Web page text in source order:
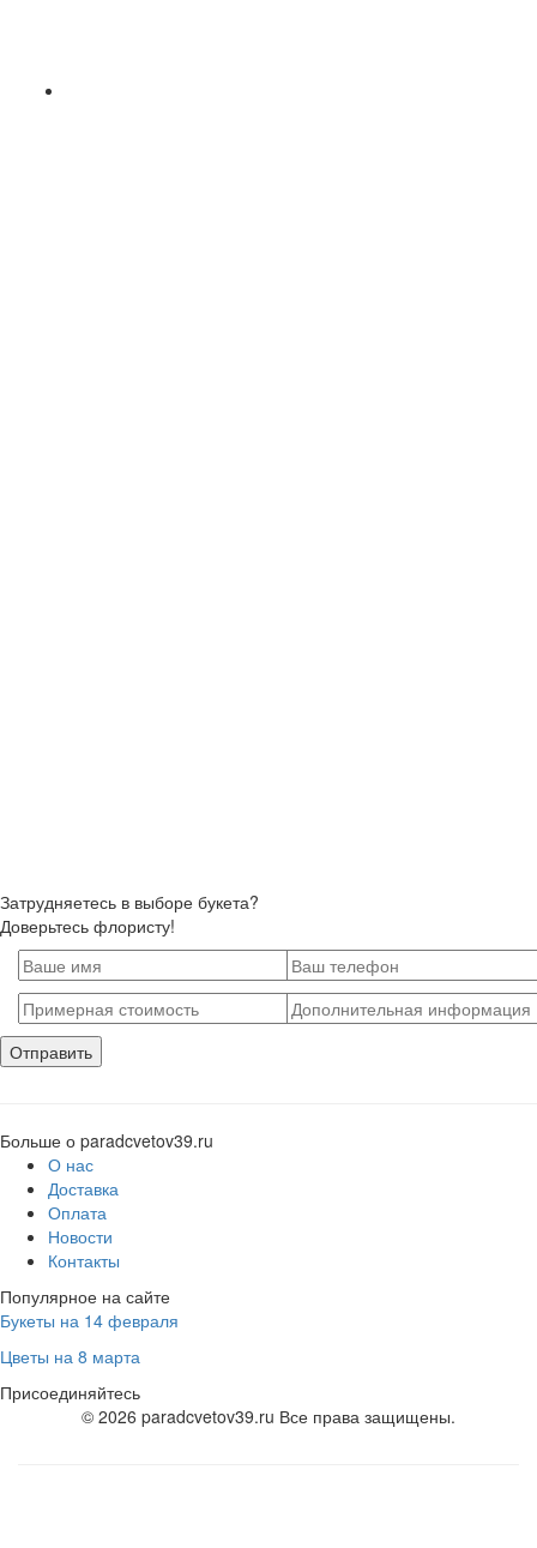
Затрудняетесь в выборе букета?
Доверьтесь флористу!
Больше о paradcvetov39.ru
О нас
Доставка
Оплата
Новости
Контакты
Популярное на сайте
Букеты на 14 февраля
Цветы на 8 марта
Присоединяйтесь
© 2026 paradcvetov39.ru Все права защищены.